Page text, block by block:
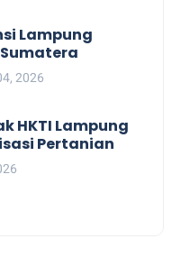
Lampung
2026
HKTI Lampung
Pertanian